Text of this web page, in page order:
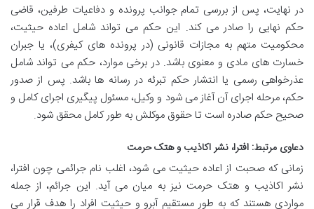
در نهایت، پس از بررسی تمام جوانب پرونده و دفاعیات طرفین، قاضی
حکم نهایی را صادر می کند. این حکم می تواند شامل اعاده حیثیت،
محکومیت متهم به مجازات قانونی (در پرونده های کیفری)، یا جبران
خسارت های مادی و معنوی باشد. در برخی موارد، حکم می تواند شامل
عذرخواهی رسمی یا انتشار حکم تبرئه در رسانه ها باشد. پس از صدور
حکم، مرحله اجرای آن آغاز می شود و وکیل، مسئول پیگیری اجرای کامل و
صحیح حکم صادره است تا حقوق موکلش به طور کامل محقق شود.
دعاوی مرتبط: افترا، نشر اکاذیب و هتک حرمت
زمانی که صحبت از اعاده حیثیت می شود، اغلب نام جرائمی چون افترا،
نشر اکاذیب و هتک حرمت نیز به میان می آید. این جرائم، از جمله
مواردی هستند که به طور مستقیم آبرو و حیثیت افراد را هدف قرار می